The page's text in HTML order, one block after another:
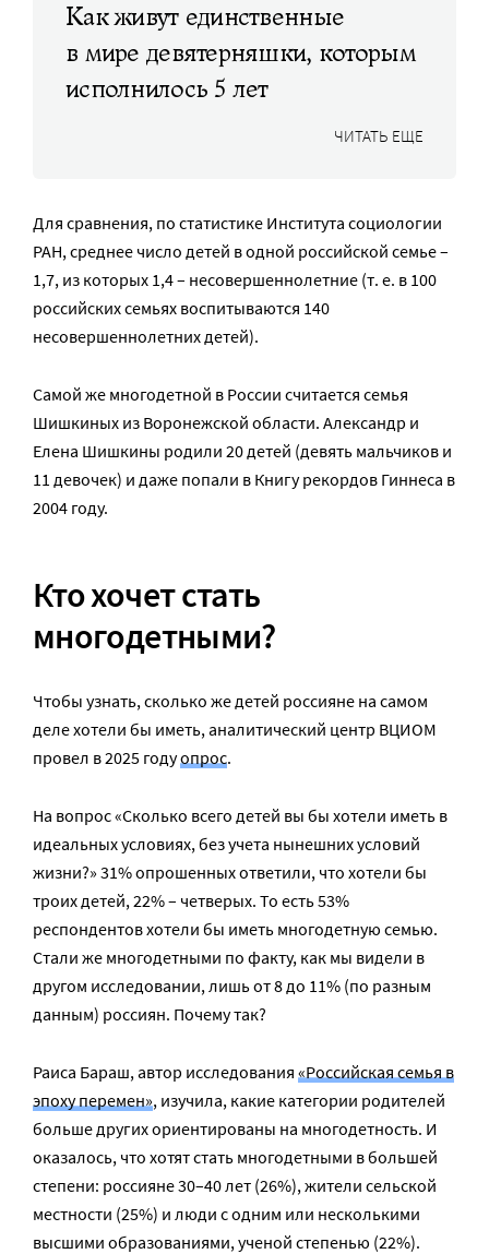
Как живут единственные
в мире девятерняшки, которым
исполнилось 5 лет
ЧИТАТЬ ЕЩЕ
Для сравнения, по статистике Института социологии
РАН, среднее число детей в одной российской семье –
1,7, из которых 1,4 – несовершеннолетние (т. е. в 100
российских семьях воспитываются 140
несовершеннолетних детей).
Самой же многодетной в России считается семья
Шишкиных из Воронежской области. Александр и
Елена Шишкины родили 20 детей (девять мальчиков и
11 девочек) и даже попали в Книгу рекордов Гиннеса в
2004 году.
Кто хочет стать
многодетными?
Чтобы узнать, сколько же детей россияне на самом
деле хотели бы иметь, аналитический центр ВЦИОМ
провел в 2025 годуопрос.
На вопрос «Сколько всего детей вы бы хотели иметь в
идеальных условиях, без учета нынешних условий
жизни?» 31% опрошенных ответили, что хотели бы
троих детей, 22% – четверых. То есть 53%
респондентов хотели бы иметь многодетную семью.
Стали же многодетными по факту, как мы видели в
другом исследовании, лишь от 8 до 11% (по разным
данным) россиян. Почему так?
Раиса Бараш, автор исследования «Российская семья в
эпоху перемен», изучила, какие категории родителей
больше других ориентированы на многодетность. И
оказалось, что хотят стать многодетными в большей
степени: россияне 30–40 лет (26%), жители сельской
местности (25%) и люди с одним или несколькими
высшими образованиями, ученой степенью (22%).